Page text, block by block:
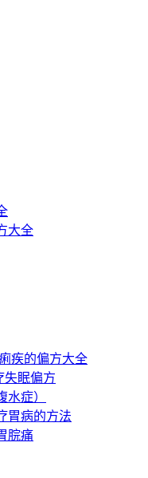
大全
疾的偏方大全
失眠偏方
症）
胃病的方法
脘痛